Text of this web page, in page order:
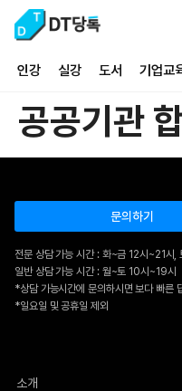
인강 실강 도서 기업교
공공기관
문의하기
전문 상담 가능 시간 : 화~금 12시~21시,
일반 상담 가능 시간 : 월~토 10시~19시
*상담 가능시간에 문의하시면 보다 빠른
*일요일 및 공휴일 제외
소개